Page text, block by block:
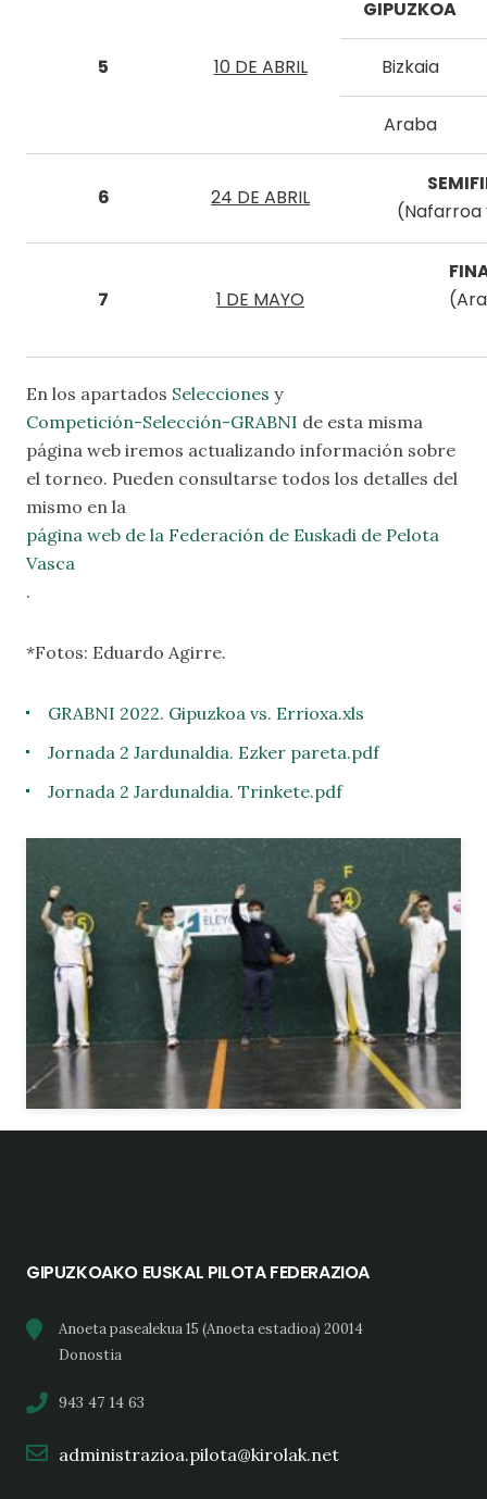
5 10 DE ABRIL
GIPUZKOA
Bizkaia
Araba
6 24 DE ABRIL
(Nafarroa
7 1 DE MAYO
En los apartados Selecciones y
Competición-Selección-GRABNI de esta misma
página web iremos actualizando información sobre
el torneo. Pueden consultarse todos los detalles del
mismo en la
página web de la Federación de Euskadi de Pelota
Vasca
.
*Fotos: Eduardo Agirre.
GRABNI 2022. Gipuzkoa vs. Errioxa.xls
Jornada 2 Jardunaldia. Ezker pareta.pdf
Jornada 2 Jardunaldia. Trinkete.pdf
GIPUZKOAKO EUSKAL PILOTA FEDERAZIOA
Anoeta pasealekua 15 (Anoeta estadioa) 20014
Donostia
943 47 14 63
administrazioa.pilota@kirolak.net